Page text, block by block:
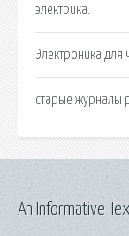
электрика.
Электроника для
старые журналы
An Informative